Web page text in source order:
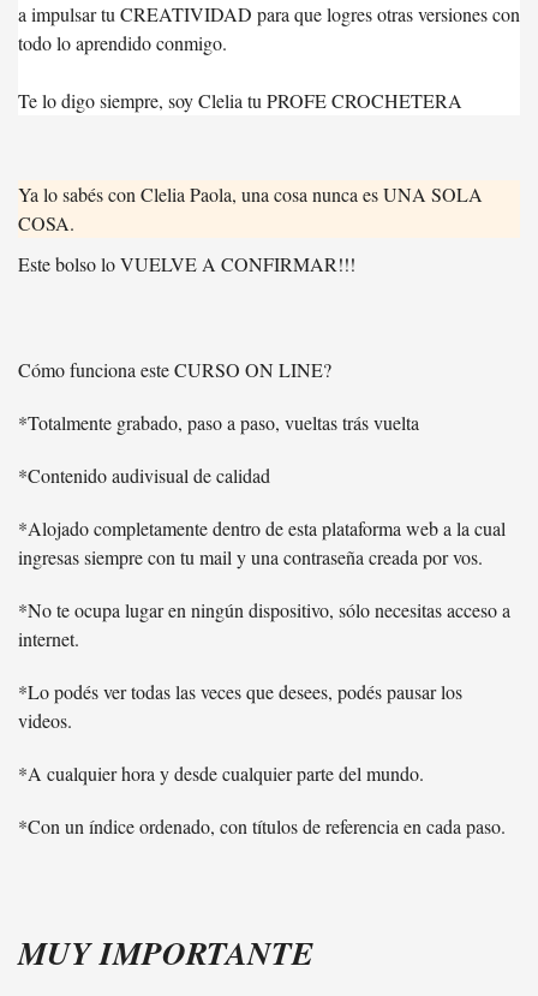
a impulsar tu CREATIVIDAD para que logres otras versiones con
todo lo aprendido conmigo.
Te lo digo siempre, soy Clelia tu PROFE CROCHETERA
Ya lo sabés con Clelia Paola, una cosa nunca es UNA SOLA
COSA.
Este bolso lo VUELVE A CONFIRMAR!!!
Cómo funciona este CURSO ON LINE?
*Totalmente grabado, paso a paso, vueltas trás vuelta
*Contenido audivisual de calidad
*Alojado completamente dentro de esta plataforma web a la cual
ingresas siempre con tu mail y una contraseña creada por vos.
*No te ocupa lugar en ningún dispositivo, sólo necesitas acceso a
internet.
*Lo podés ver todas las veces que desees, podés pausar los
videos.
*A cualquier hora y desde cualquier parte del mundo.
*Con un índice ordenado, con títulos de referencia en cada paso.
MUY IMPORTANTE